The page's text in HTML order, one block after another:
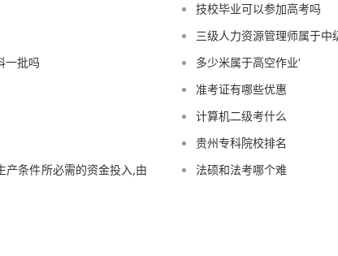
技校毕业可以参加高考吗
三级人力资源管理师属于中
一批吗
多少米属于高空作业‘
准考证有哪些优惠
计算机二级考什么
贵州专科院校排名
产条件所必需的资金投入,由
法硕和法考哪个难